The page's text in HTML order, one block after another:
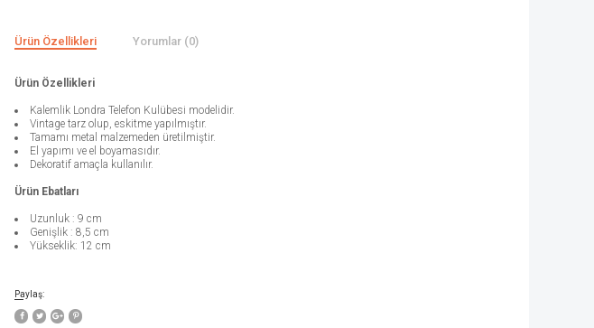
Ürün Özellikleri Yorumlar (0)
Ürün Özellikleri
Kalemlik Londra Telefon Kulübesi modelidir.
Vintage tarz olup, eskitme yapılmıştır.
Tamamı metal malzemeden üretilmiştir.
El yapımı ve el boyamasıdır.
Dekoratif amaçla kullanılır.
Ürün Ebatları
Uzunluk : 9 cm
Genişlik : 8,5 cm
Yükseklik: 12 cm
Paylaş: